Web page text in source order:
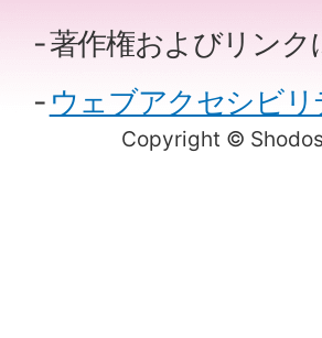
Copyright ©
著作権およびリンク
ウェブアクセシビリ